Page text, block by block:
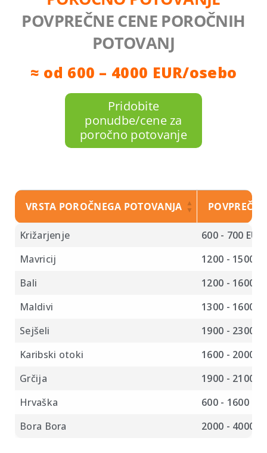
POVPREČNE CENE POROČNIH
POTOVANJ
≈ od 600 – 4000 EUR/osebo
Pridobite
ponudbe/cene za
poročno potovanje
VRSTA POROČNEGA POTOVANJA
VRSTA POROČNEGA POTOVANJA
Križarjenje
600 - 700
Mavricij
1200 - 1500
Bali
1200 - 1600
Maldivi
1300 - 1600
Sejšeli
1900 - 2300
Karibski otoki
1600 - 2000
Grčija
1900 - 2100
Hrvaška
600 - 1600
Bora Bora
2000 - 4000